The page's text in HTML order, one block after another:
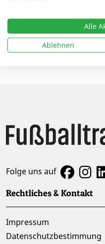
markierte Felder sind
Ich möchte
Folge uns auf
Rechtliches & Kontakt
Impressum
Datenschutzbestimmung
Alle
Ablehnen